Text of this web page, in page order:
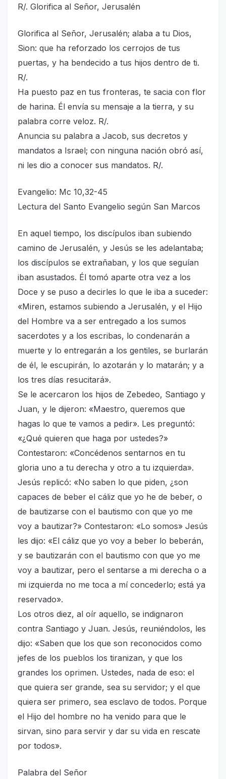
R/. Glorifica al Señor, Jerusalén
Glorifica al Señor, Jerusalén; alaba a tu Dios,
Sion: que ha reforzado los cerrojos de tus
puertas, y ha bendecido a tus hijos dentro de ti.
R/.
Ha puesto paz en tus fronteras, te sacia con flor
de harina. Él envía su mensaje a la tierra, y su
palabra corre veloz. R/.
Anuncia su palabra a Jacob, sus decretos y
mandatos a Israel; con ninguna nación obró así,
ni les dio a conocer sus mandatos. R/.
Evangelio: Mc 10,32-45
Lectura del Santo Evangelio según San Marcos
En aquel tiempo, los discípulos iban subiendo
camino de Jerusalén, y Jesús se les adelantaba;
los discípulos se extrañaban, y los que seguían
iban asustados. Él tomó aparte otra vez a los
Doce y se puso a decirles lo que le iba a suceder:
«Miren, estamos subiendo a Jerusalén, y el Hijo
del Hombre va a ser entregado a los sumos
sacerdotes y a los escribas, lo condenarán a
muerte y lo entregarán a los gentiles, se burlarán
de él, le escupirán, lo azotarán y lo matarán; y a
los tres días resucitará».
Se le acercaron los hijos de Zebedeo, Santiago y
Juan, y le dijeron: «Maestro, queremos que
hagas lo que te vamos a pedir». Les preguntó:
«¿Qué quieren que haga por ustedes?»
Contestaron: «Concédenos sentarnos en tu
gloria uno a tu derecha y otro a tu izquierda».
Jesús replicó: «No saben lo que piden, ¿son
capaces de beber el cáliz que yo he de beber, o
de bautizarse con el bautismo con que yo me
voy a bautizar?» Contestaron: «Lo somos» Jesús
les dijo: «El cáliz que yo voy a beber lo beberán,
y se bautizarán con el bautismo con que yo me
voy a bautizar, pero el sentarse a mi derecha o a
mi izquierda no me toca a mí concederlo; está ya
reservado».
Los otros diez, al oír aquello, se indignaron
contra Santiago y Juan. Jesús, reuniéndolos, les
dijo: «Saben que los que son reconocidos como
jefes de los pueblos los tiranizan, y que los
grandes los oprimen. Ustedes, nada de eso: el
que quiera ser grande, sea su servidor; y el que
quiera ser primero, sea esclavo de todos. Porque
el Hijo del hombre no ha venido para que le
sirvan, sino para servir y dar su vida en rescate
por todos».
Palabra del Señor